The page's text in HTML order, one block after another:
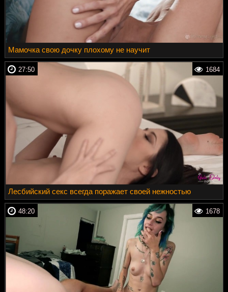
Мамочка свою дочку плохому не научит
1684
27:50
Лесбийский секс всегда поражает своей нежностью
1678
48:20